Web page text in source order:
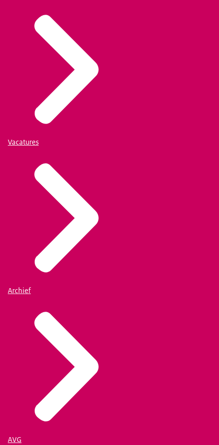
Vacatures
Archief
AVG